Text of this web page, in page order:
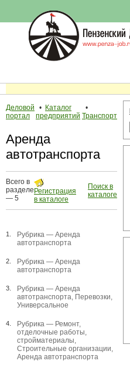
Деловой
портал
• Каталог
предприятий
•
Транспорт
Аренда
автотранспорта
Всего в
разделе
— 5
Регистрация
в каталоге
Поиск в
каталоге
1. Рубрика — Аренда
автотранспорта
2. Рубрика — Аренда
автотранспорта
3. Рубрика — Аренда
автотранспорта, Перевозки,
Универсальное
4. Рубрика — Ремонт,
отделочные работы,
стройматериалы,
Строительные организации,
Аренда автотранспорта